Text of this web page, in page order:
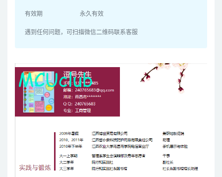
有效期 永久有效
遇到任何问题，可扫描微信二维码联系客服